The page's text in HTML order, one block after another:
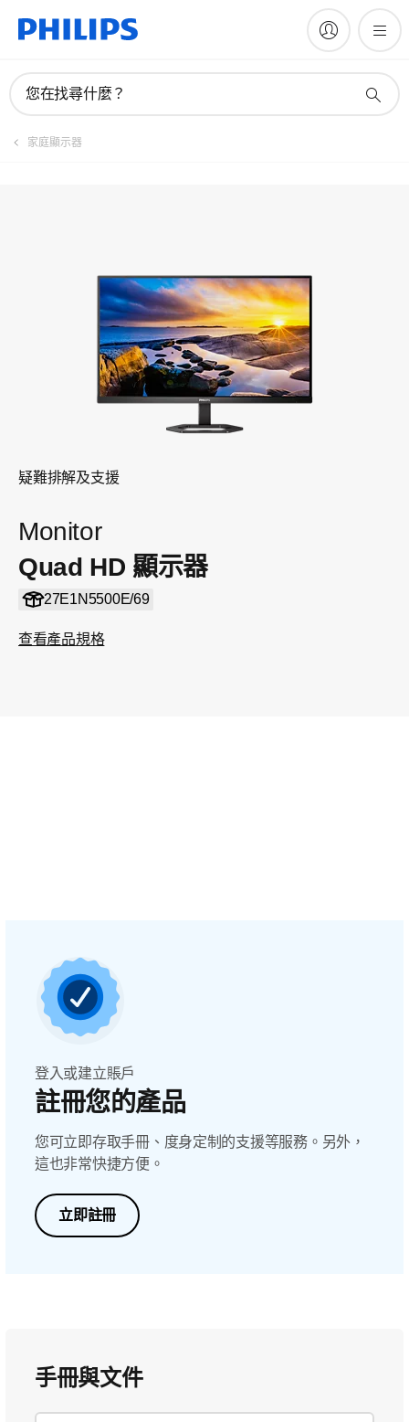
您在找尋什麼？
家庭顯示器
疑難排解及支援
Monitor
Quad HD 顯示器
27E1N5500E/69
查看產品規格
手冊與文件
登入或建立賬戶
註冊您的產品
您可立即存取手冊、度身定制的支援等服務。另外，
這也非常快捷方便。
立即註冊
手冊與文件